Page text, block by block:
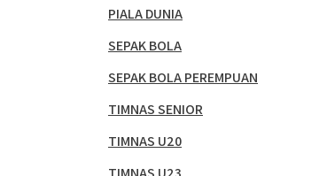
PIALA DUNIA
SEPAK BOLA
SEPAK BOLA PEREMPUAN
TIMNAS SENIOR
TIMNAS U20